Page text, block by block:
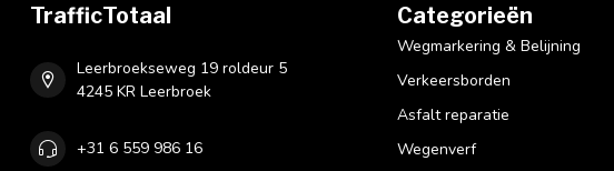
TrafficTotaal
Leerbroekseweg 19 roldeur 5
4245 KR Leerbroek
+31 6 559 986 16
Categorieën
Wegmarkering & Belijning
Verkeersborden
Asfalt reparatie
Wegenverf